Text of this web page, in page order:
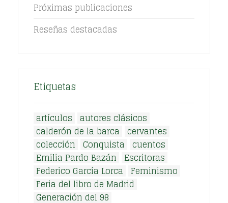
Próximas publicaciones
Reseñas destacadas
Etiquetas
artículos
autores clásicos
calderón de la barca cervantes
colección Conquista cuentos
Emilia Pardo Bazán
Escritoras
Federico García Lorca
Feminismo
Feria del libro de Madrid
Generación del 98